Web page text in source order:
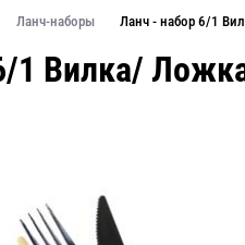
Ланч-наборы Ланч - набор 6/1
1 Вилка/